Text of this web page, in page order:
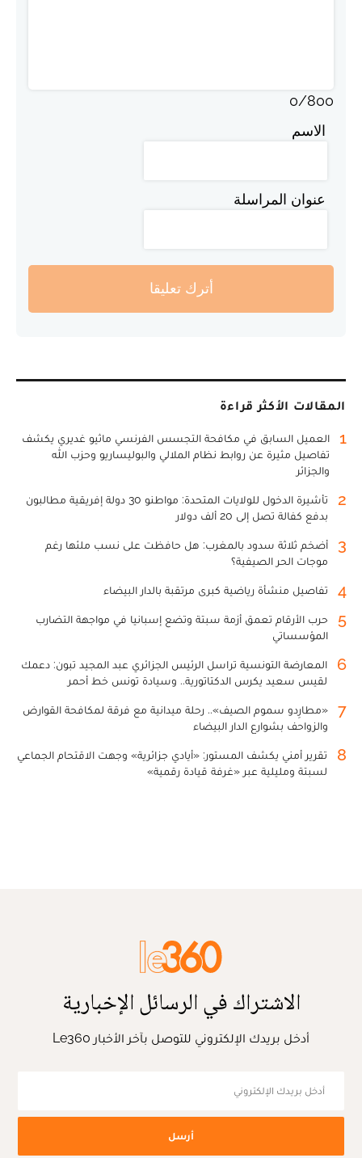
0/800
الاسم
عنوان المراسلة
أترك تعليقا
المقالات الأكثر قراءة
1
العميل السابق في مكافحة التجسس الفرنسي ماثيو غديري يكشف
تفاصيل مثيرة عن روابط نظام الملالي والبوليساريو وحزب الله
والجزائر
2
تأشيرة الدخول للولايات المتحدة: مواطنو 30 دولة إفريقية مطالبون
بدفع كفالة تصل إلى 20 ألف دولار
3
أضخم ثلاثة سدود بالمغرب: هل حافظت على نسب ملئها رغم
موجات الحر الصيفية؟
4 تفاصيل منشأة رياضية كبرى مرتقبة بالدار البيضاء
5
حرب الأرقام تعمق أزمة سبتة وتضع إسبانيا في مواجهة التضارب
المؤسساتي
6
المعارضة التونسية تراسل الرئيس الجزائري عبد المجيد تبون: دعمك
لقيس سعيد يكرس الدكتاتورية.. وسيادة تونس خط أحمر
7
«مطارِدو سموم الصيف».. رحلة ميدانية مع فرقة لمكافحة القوارض
والزواحف بشوارع الدار البيضاء
8
تقرير أمني يكشف المستور: «أيادي جزائرية» وجهت الاقتحام الجماعي
لسبتة ومليلية عبر «غرفة قيادة رقمية»
الاشتراك في الرسائل الإخبارية
أدخل بريدك الإلكتروني للتوصل بآخر الأخبار Le360
أرسل